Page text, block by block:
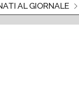
AL GIORNALE